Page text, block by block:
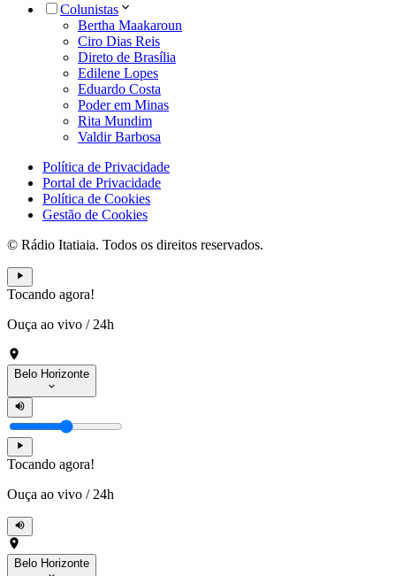
Colunistas
Bertha Maakaroun
Ciro Dias Reis
Direto de Brasília
Edilene Lopes
Eduardo Costa
Poder em Minas
Rita Mundim
Valdir Barbosa
Política de Privacidade
Portal de Privacidade
Política de Cookies
Gestão de Cookies
© Rádio Itatiaia. Todos os direitos reservados.
Tocando agora!
Ouça ao vivo / 24h
Belo Horizonte
Tocando agora!
Ouça ao vivo / 24h
Belo Horizonte